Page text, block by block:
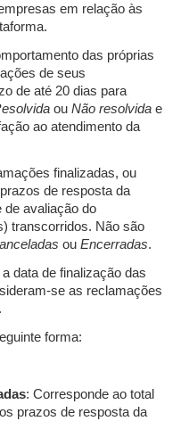
em relação às
das próprias
de seus
de até 20 dias para
ou Não resolvida e
ao atendimento da
finalizadas, ou
de resposta da
de avaliação do
transcorridos. Não são
ou Encerradas.
data de finalização das
se as reclamações
forma:
: Corresponde ao total
prazos de resposta da